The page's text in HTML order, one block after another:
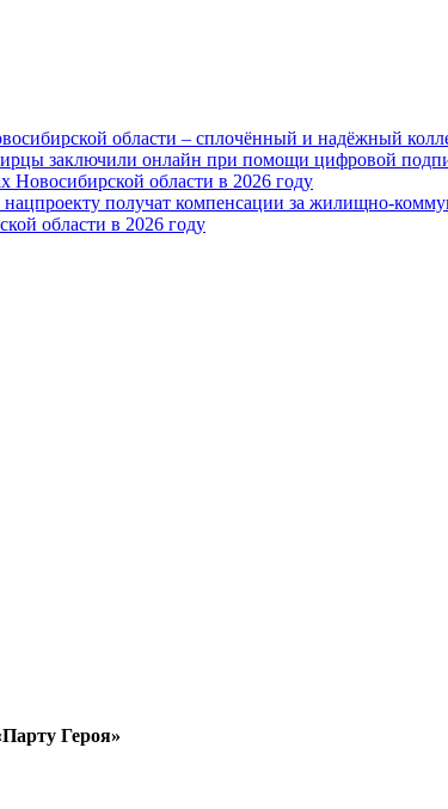
области – сплочённый и надёжный
заключили онлайн при помощи цифровой
Новосибирской области в 2026 году
получат компенсации за жилищно-
области в 2026 году
Героя»